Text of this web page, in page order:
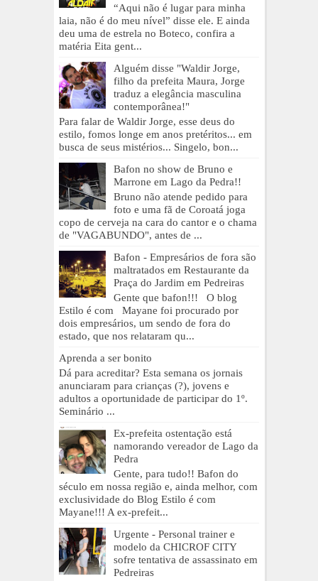
“Aqui não é lugar para minha
laia, não é do meu nível” disse ele. E ainda
deu uma de estrela no Boteco, confira a
matéria Eita gent...
Alguém disse "Waldir Jorge,
filho da prefeita Maura, Jorge
traduz a elegância masculina
contemporânea!"
Para falar de Waldir Jorge, esse deus do
estilo, fomos longe em anos pretéritos... em
busca de seus mistérios... Singelo, bon...
Bafon no show de Bruno e
Marrone em Lago da Pedra!!
Bruno não atende pedido para
foto e uma fã de Coroatá joga
copo de cerveja na cara do cantor e o chama
de "VAGABUNDO", antes de ...
Bafon - Empresários de fora são
maltratados em Restaurante da
Praça do Jardim em Pedreiras
Gente que bafon!!! O blog
Estilo é com Mayane foi procurado por
dois empresários, um sendo de fora do
estado, que nos relataram qu...
Aprenda a ser bonito
Dá para acreditar? Esta semana os jornais
anunciaram para crianças (?), jovens e
adultos a oportunidade de participar do 1º.
Seminário ...
Ex-prefeita ostentação está
namorando vereador de Lago da
Pedra
Gente, para tudo!! Bafon do
século em nossa região e, ainda melhor, com
exclusividade do Blog Estilo é com
Mayane!!! A ex-prefeit...
Urgente - Personal trainer e
modelo da CHICROF CITY
sofre tentativa de assassinato em
Pedreiras